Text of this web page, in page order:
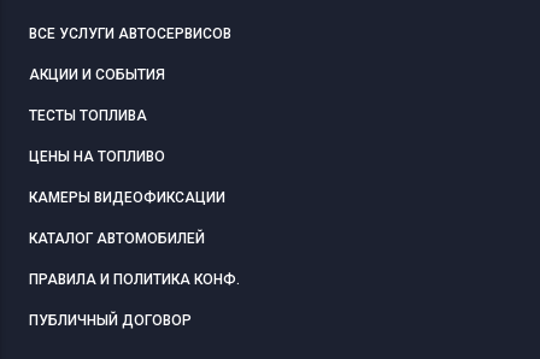
ВСЕ УСЛУГИ АВТОСЕРВИСОВ
АКЦИИ И СОБЫТИЯ
ТЕСТЫ ТОПЛИВА
ЦЕНЫ НА ТОПЛИВО
КАМЕРЫ ВИДЕОФИКСАЦИИ
КАТАЛОГ АВТОМОБИЛЕЙ
ПРАВИЛА И ПОЛИТИКА КОНФ.
ПУБЛИЧНЫЙ ДОГОВОР